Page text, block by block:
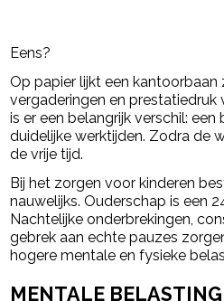
Eens?
Op papier lijkt een kantoorbaan
vergaderingen en prestatiedruk
is er een belangrijk verschil:
duidelijke werktijden. Zodra de
de vrije tijd.
Bij het zorgen voor kinderen
nauwelijks. Ouderschap is een
Nachtelijke onderbrekingen,
gebrek aan echte pauzes
hogere mentale en fysieke
MENTALE